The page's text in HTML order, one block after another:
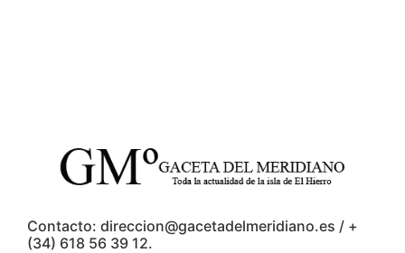
Contacto: direccion@gacetadelmeridiano.es / +
(34) 618 56 39 12.